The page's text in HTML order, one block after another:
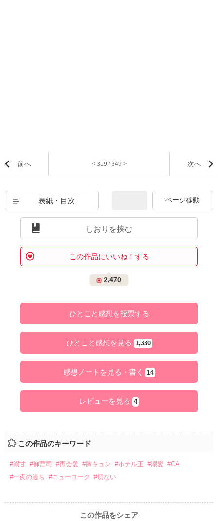
前へ < 319 / 349 > 次へ
表紙・目次
しおりを挟む
この作品にいいね！する
2,470
ひとこと感想を投票する
ひとこと感想を見る 1,330
感想ノートを見る・書く 14
レビューを見る 4
この作品のキーワード
#溺甘 #御曹司 #再会愛 #胸キュン #ホテル王 #溺愛 #CA
#一夜の過ち #ニューヨーク #切ない
この作品をシェア